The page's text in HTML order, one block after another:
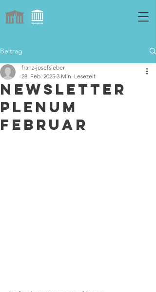
Beitrag
Newsletter
Plenum
Februar
franz-josefsieber
28. Feb. 2025 3 Min. Lesezeit